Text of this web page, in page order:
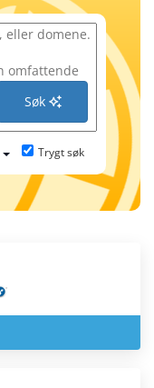
Søk
Trygt søk